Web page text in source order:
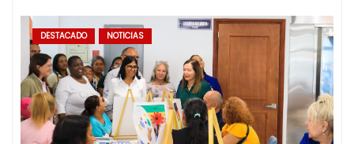
DESTACADO NOTICIAS